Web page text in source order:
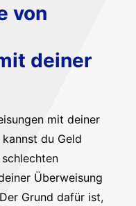
von
deiner
mit deiner
du Geld
Überweisung
Grund dafür ist,